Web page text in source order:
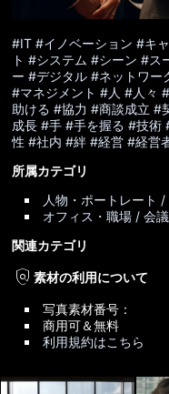
#IT #イノベーション #キ
ト #システム #シーン #ス
ー #デジタル #ネットワー
#マネジメント #人 #人々
助ける #協力 #商談成立 #
成長 #手 #手を握る #技術
性 #社内 #絆 #経営 #経営
所属カテゴリ
人物・ポートレート
オフィス・職場 / 会
関連カテゴリ
policy素材の利用について
写真素材番号：
商用可＆無料
利用規約はこちら